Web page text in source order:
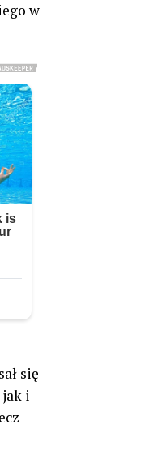
w
się
jak i